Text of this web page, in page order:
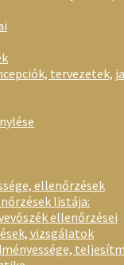
tervezetek,
ellenőrzések
listája:
ellenőrzései
vizsgálatok